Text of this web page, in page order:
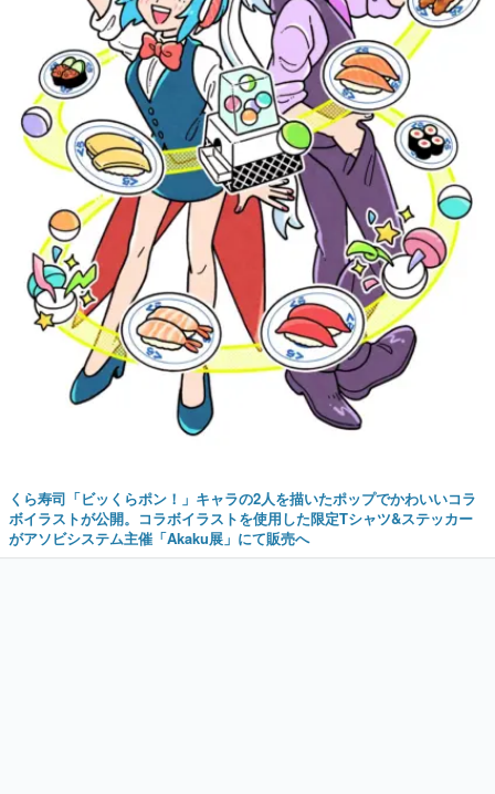
くら寿司「ビッくらポン！」キャラの2人を描いたポップでかわいいコラ
ボイラストが公開。コラボイラストを使用した限定Tシャツ&ステッカー
がアソビシステム主催「Akaku展」にて販売へ